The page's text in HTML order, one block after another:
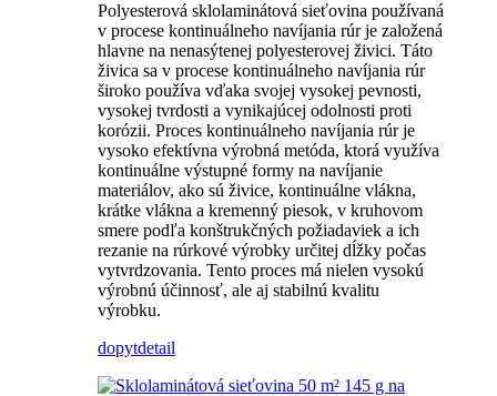
Polyesterová sklolaminátová sieťovina používaná
v procese kontinuálneho navíjania rúr je založená
hlavne na nenasýtenej polyesterovej živici. Táto
živica sa v procese kontinuálneho navíjania rúr
široko používa vďaka svojej vysokej pevnosti,
vysokej tvrdosti a vynikajúcej odolnosti proti
korózii. Proces kontinuálneho navíjania rúr je
vysoko efektívna výrobná metóda, ktorá využíva
kontinuálne výstupné formy na navíjanie
materiálov, ako sú živice, kontinuálne vlákna,
krátke vlákna a kremenný piesok, v kruhovom
smere podľa konštrukčných požiadaviek a ich
rezanie na rúrkové výrobky určitej dĺžky počas
vytvrdzovania. Tento proces má nielen vysokú
výrobnú účinnosť, ale aj stabilnú kvalitu
výrobku.
dopytdetail